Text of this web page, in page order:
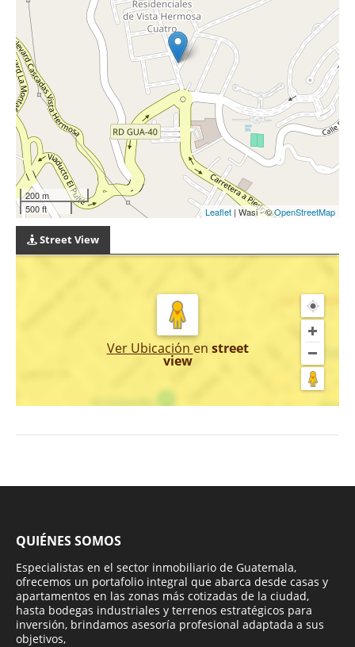
200 m
500 ft
Leaflet | Wasi - ©OpenStreetMap
Street View
Ver Ubicación en street
view
QUIÉNES SOMOS
Especialistas en el sector inmobiliario de Guatemala,
ofrecemos un portafolio integral que abarca desde casas y
apartamentos en las zonas más cotizadas de la ciudad,
hasta bodegas industriales y terrenos estratégicos para
inversión, brindamos asesoría profesional adaptada a sus
objetivos,